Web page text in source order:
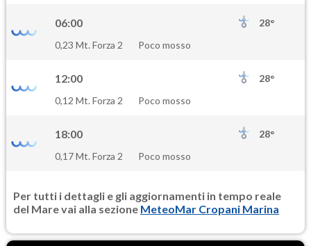
06:00
28°
0,23 Mt. Forza 2
Poco mosso
12:00
28°
0,12 Mt. Forza 2
Poco mosso
18:00
28°
0,17 Mt. Forza 2
Poco mosso
Per tutti i dettagli e gli aggiornamenti in tempo reale
del Mare vai alla sezione MeteoMar Cropani Marina